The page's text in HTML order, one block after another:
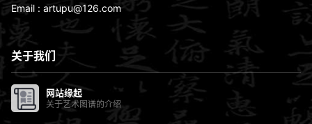
Email : artupu@126.com
关于我们
网站缘起
关于艺术图谱的介绍